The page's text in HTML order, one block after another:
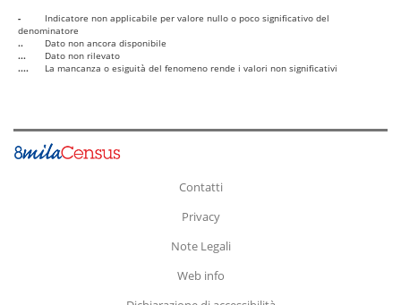
-
Indicatore non applicabile per valore nullo o poco significativo del
denominatore
..
Dato non ancora disponibile
...
Dato non rilevato
....
La mancanza o esiguità del fenomeno rende i valori non significativi
Contatti
Privacy
Note Legali
Web info